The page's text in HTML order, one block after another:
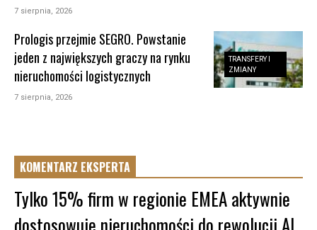
7 sierpnia, 2026
TRANSFERY I
ZMIANY
Prologis przejmie SEGRO. Powstanie
jeden z największych graczy na rynku
nieruchomości logistycznych
7 sierpnia, 2026
KOMENTARZ EKSPERTA
Tylko 15% firm w regionie EMEA aktywnie